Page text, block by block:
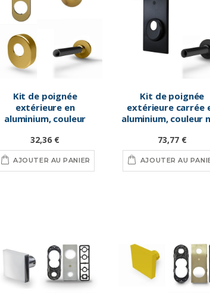
Kit de poignée
extérieure en
aluminium, couleur
32,36 €
AJOUTER AU PANIER
Kit de poignée
extérieure carrée
aluminium, couleur
73,77 €
AJOUTER AU